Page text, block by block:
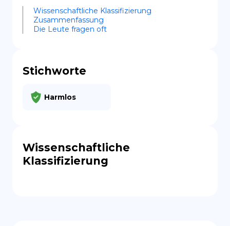
Wissenschaftliche Klassifizierung
Zusammenfassung
Die Leute fragen oft
Stichworte
Harmlos
Wissenschaftliche
Klassifizierung